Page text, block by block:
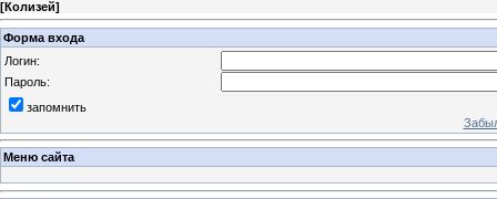
[Колизей]
Форма входа
Логин:
Пароль:
запомнить
Меню сайта